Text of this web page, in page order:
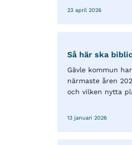
23 april 2026
Så här ska
Gävle kommun
närmaste åren
och vilken nytta
13 januari 2026